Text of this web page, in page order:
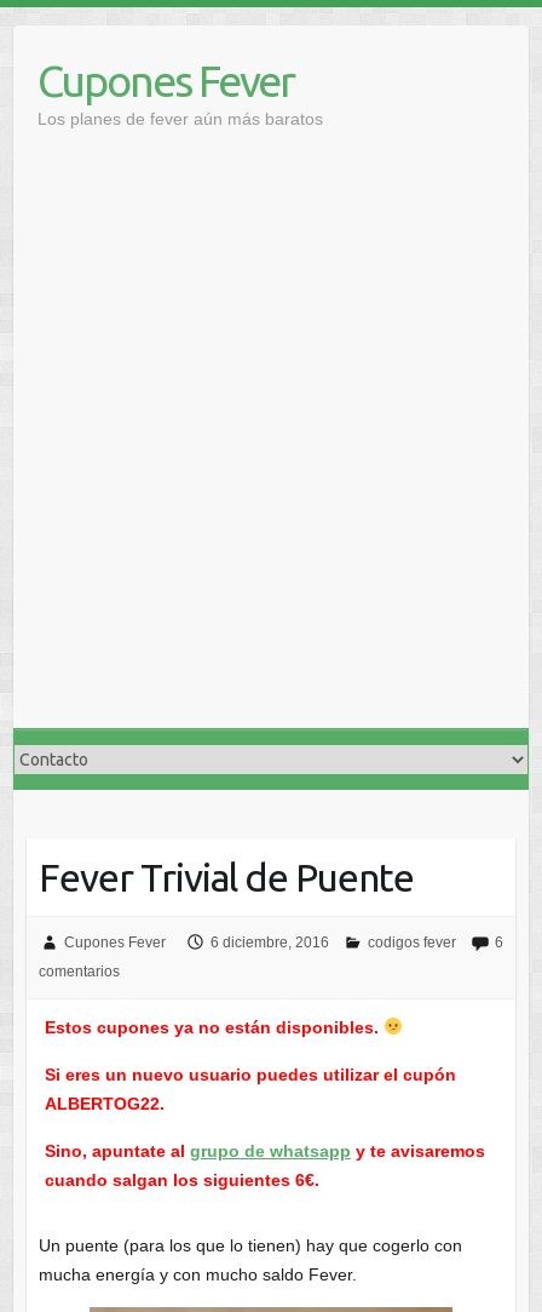
contenidoCupones Fever
Los planes de fever aún más baratos
Fever Trivial de Puente
Cupones Fever 6 diciembre, 2016 codigos fever
6
comentarios
Estos cupones ya no están disponibles.
Si eres un nuevo usuario puedes utilizar el cupón
ALBERTOG22.
Sino, apuntate al grupo de whatsapp y te avisaremos
cuando salgan los siguientes 6€.
Un puente (para los que lo tienen) hay que cogerlo con
mucha energía y con mucho saldo Fever.